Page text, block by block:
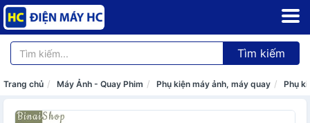
Tìm kiếm
Trang chủ Máy Ảnh - Quay Phim Phụ kiện máy ảnh, máy quay Phụ